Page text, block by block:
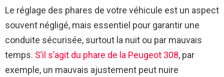
Le réglage des phares de votre véhicule est un aspect
souvent négligé, mais essentiel pour garantir une
conduite sécurisée, surtout la nuit ou par mauvais
temps. S’il s’agit du phare de la Peugeot 308, par
exemple, un mauvais ajustement peut nuire